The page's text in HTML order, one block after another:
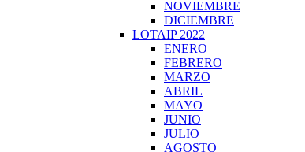
NOVIEMBRE
DICIEMBRE
LOTAIP 2022
ENERO
FEBRERO
MARZO
ABRIL
MAYO
JUNIO
JULIO
AGOSTO